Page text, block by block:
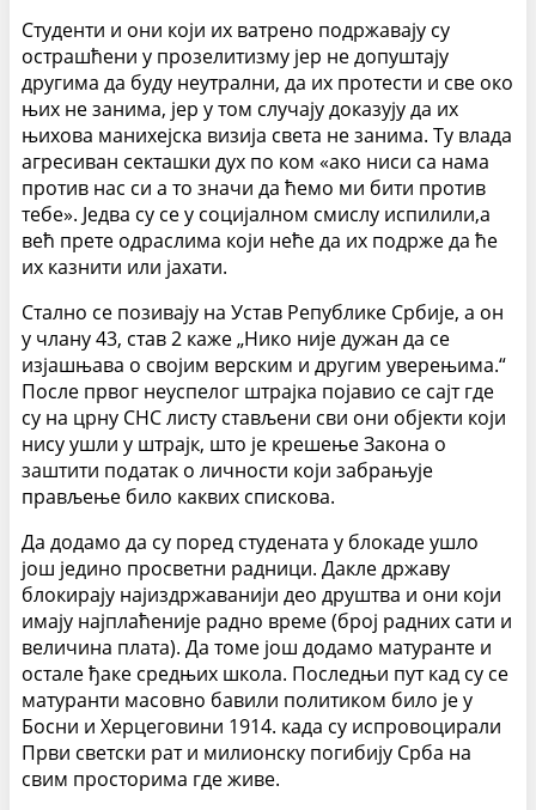
Студенти и они који их ватрено подржавају су
острашћени у прозелитизму јер не допуштају
другима да буду неутрални, да их протести и све око
њих не занима, јер у том случају доказују да их
њихова манихејска визија света не занима. Ту влада
агресиван секташки дух по ком «ако ниси са нама
против нас си а то значи да ћемо ми бити против
тебе». Једва су се у социјалном смислу испилили,а
већ прете одраслима који неће да их подрже да ће
их казнити или јахати.
Стално се позивају на Устав Републике Србије, а он
у члану 43, став 2 каже „Нико није дужан да се
изјашњава о својим верским и другим уверењима.“
После првог неуспелог штрајка појавио се сајт где
су на црну СНС листу стављени сви они објекти који
нису ушли у штрајк, што је крешење Закона о
заштити податак о личности који забрањује
прављење било каквих спискова.
Да додамо да су поред студената у блокаде ушло
још једино просветни радници. Дакле државу
блокирају најиздржаванији део друштва и они који
имају најплаћеније радно време (број радних сати и
величина плата). Да томе још додамо матуранте и
остале ђаке средњих школа. Последњи пут кад су се
матуранти масовно бавили политиком било је у
Босни и Херцеговини 1914. када су испровоцирали
Први светски рат и милионску погибију Срба на
свим просторима где живе.